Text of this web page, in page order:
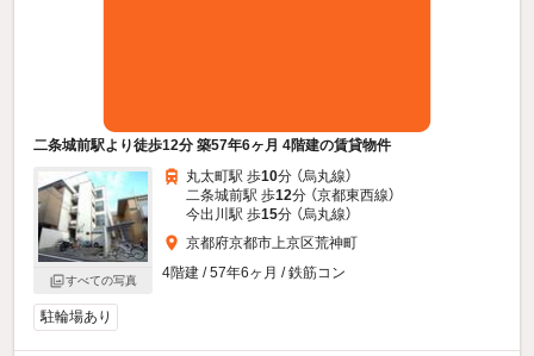
二条城前駅より徒歩12分 築57年6ヶ月 4階建の賃貸物件
すべての写真
丸太町駅 歩10分 （烏丸線）
二条城前駅 歩12分 （京都東西線）
今出川駅 歩15分 （烏丸線）
京都府京都市上京区荒神町
4階建 / 57年6ヶ月 / 鉄筋コン
駐輪場あり